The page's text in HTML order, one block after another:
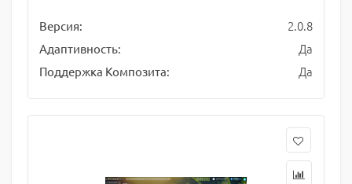
Версия: 2.0.8
Адаптивность: Да
Поддержка Композита: Да